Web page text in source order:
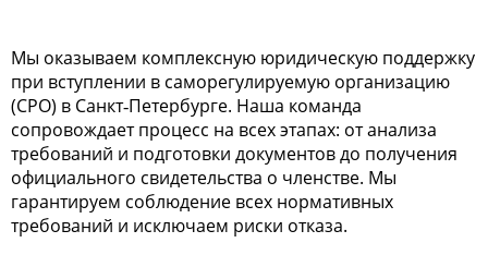
Мы оказываем комплексную юридическую поддержку
при вступлении в саморегулируемую организацию
(СРО) в Санкт‑Петербурге. Наша команда
сопровождает процесс на всех этапах: от анализа
требований и подготовки документов до получения
официального свидетельства о членстве. Мы
гарантируем соблюдение всех нормативных
требований и исключаем риски отказа.